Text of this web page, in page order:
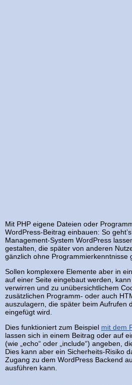
Mit PHP eigene Dateien oder
WordPress-Beitrag einbauen: So
Management-System WordPress
gestalten, die später von anderen
gänzlich ohne Programmierkenntnisse
Sollen komplexere Elemente aber in
auf einer Seite eingebaut werden,
verwirren und zu unübersichtlichem
zusätzlichen Programm- oder auch
auszulagern, die später beim Aufrufen
eingefügt wird.
Dies funktioniert zum Beispiel mit dem
lassen sich in einem Beitrag oder auf
(wie „echo“ oder „include“) angeben,
Dies kann aber ein Sicherheits-Risiko
Zugang zu dem WordPress Backend
ausführen kann.